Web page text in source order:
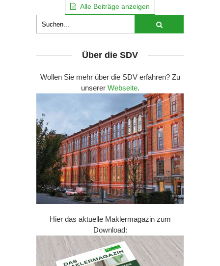
Alle Beiträge anzeigen
Über die SDV
Wollen Sie mehr über die SDV erfahren? Zu
unserer Webseite.
Hier das aktuelle Maklermagazin zum
Download: